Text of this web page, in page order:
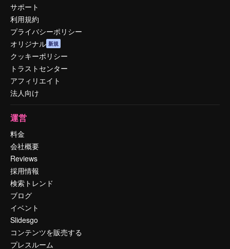
サポート
利用規約
プライバシーポリシー
オリジナル 新規
クッキーポリシー
トラストセンター
アフィリエイト
法人向け
運営
料金
会社概要
Reviews
採用情報
検索トレンド
ブログ
イベント
Slidesgo
コンテンツを販売する
プレスルーム